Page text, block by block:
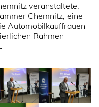
veranstaltete,
Chemnitz, eine
Automobilkauffrauen
Rahmen